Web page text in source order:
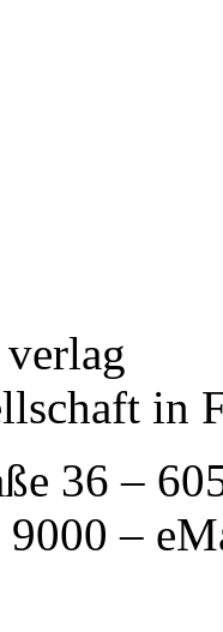
in
36 –
9000 –